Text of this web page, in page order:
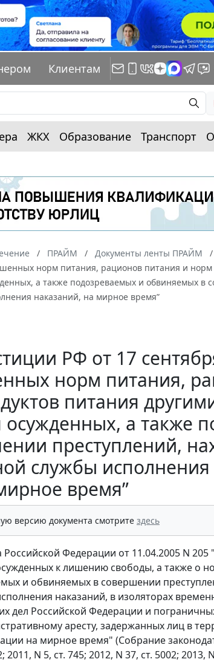
Клиентам
ЖКХ Образование Транспорт
ПРАЙМ Документы ленты ПРАЙМ
норм питания, рационов питания и
а также подозреваемых и обвиняемых в
наказаний, на мирное время”
РФ от 17
норм питания,
питания
а также
преступлений,
службы исполнения
время”
версию документа смотрите здесь
Российской Федерации от 11.04.2005 N
к лишению свободы, а также о
и обвиняемых в совершении
наказаний, в изоляторах
дел Российской Федерации и
аресту, задержанных лиц в
на мирное время" (Собрание
N 5, ст. 745; 2012, N 37, ст. 5002; 2013,